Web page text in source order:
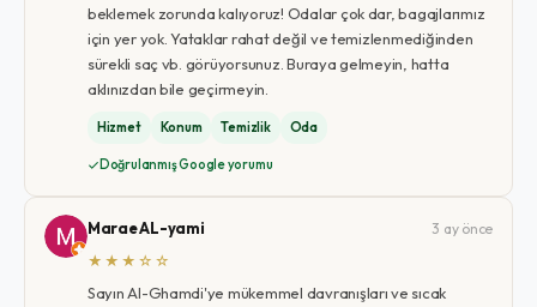
beklemek zorunda kalıyoruz! Odalar çok dar, bagajlarımız
için yer yok. Yataklar rahat değil ve temizlenmediğinden
sürekli saç vb. görüyorsunuz. Buraya gelmeyin, hatta
aklınızdan bile geçirmeyin.
Hizmet Konum Temizlik Oda
Doğrulanmış Google yorumu
Marae AL-yami
3 ay önce
★★★☆☆
Sayın Al-Ghamdi'ye mükemmel davranışları ve sıcak